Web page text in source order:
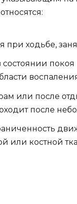
при ходьбе,
или после
после
или костной